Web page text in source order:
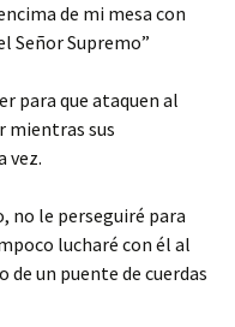
de mi mesa con
Señor Supremo”
para que ataquen al
mientras sus
vez.
no le perseguiré para
lucharé con él al
de un puente de cuerdas